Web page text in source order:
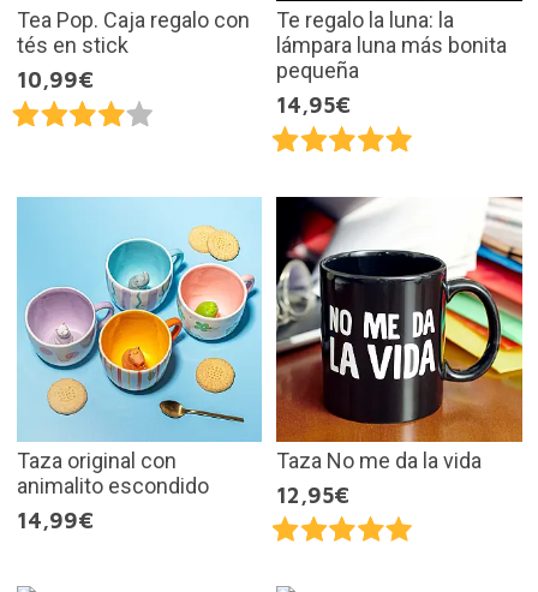
Tea Pop. Caja regalo con
tés en stick
10,99€
Te regalo la luna: la
lámpara luna más bonita
pequeña
14,95€
Taza original con
animalito escondido
14,99€
Taza No me da la vida
12,95€